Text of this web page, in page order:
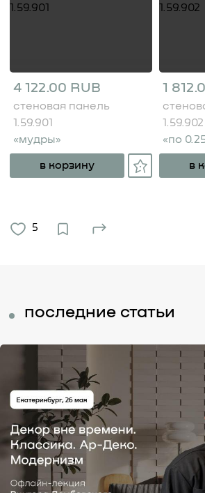
4 122.00 RUB
стеновая панель
1.59.901
«мудры»
в корзину
1
1.59.902
«по
в
5
последние статьи